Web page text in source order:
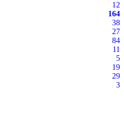
12
164
38
27
84
11
5
19
29
3